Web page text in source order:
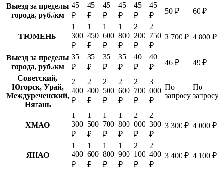
Выезд за пределы
города, руб./км
45
₽
45
₽
45
₽
45
₽
45
₽
45
₽
50 ₽ 60 ₽
ТЮМЕНЬ
1
300
₽
1
450
₽
1
600
₽
1
800
₽
2
200
₽
2
750
₽
3 700 ₽ 4 800 ₽
Выезд за пределы
города, руб./км
35
₽
35
₽
35
₽
35
₽
40
₽
40
₽
46 ₽
49 ₽
Советский,
Югорск, Урай,
Междуреченский,
Нягань
2
400
₽
2
400
₽
2
500
₽
2
600
₽
2
700
₽
3
000
₽
По
запросу
По
запросу
ХМАО
1
300
₽
1
500
₽
1
700
₽
1
800
₽
2
000
₽
2
300
₽
3 300 ₽ 4 000 ₽
ЯНАО
1
400
₽
1
600
₽
1
800
₽
1
900
₽
2
100
₽
2
400
₽
3 400 ₽ 4 100 ₽